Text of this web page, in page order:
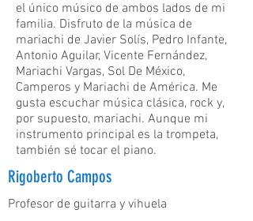
el único músico de ambos lados de mi
familia. Disfruto de la música de
mariachi de Javier Solís, Pedro Infante,
Antonio Aguilar, Vicente Fernández,
Mariachi Vargas, Sol De México,
Camperos y Mariachi de América. Me
gusta escuchar música clásica, rock y,
por supuesto, mariachi. Aunque mi
instrumento principal es la trompeta,
también sé tocar el piano.
Rigoberto Campos
Profesor de guitarra y vihuela